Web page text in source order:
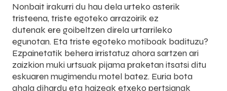
Nonbait irakurri du hau dela urteko asterik
tristeena, triste egoteko arrazoirik ez
dutenak ere goibeltzen direla urtarrileko
egunotan. Eta triste egoteko motiboak badituzu?
Ezpainetatik behera irristatuz ahora sartzen ari
zaizkion muki urtsuak pijama praketan itsatsi ditu
eskuaren mugimendu motel batez. Euria bota
ahala dihardu eta haizeak etxeko pertsianak